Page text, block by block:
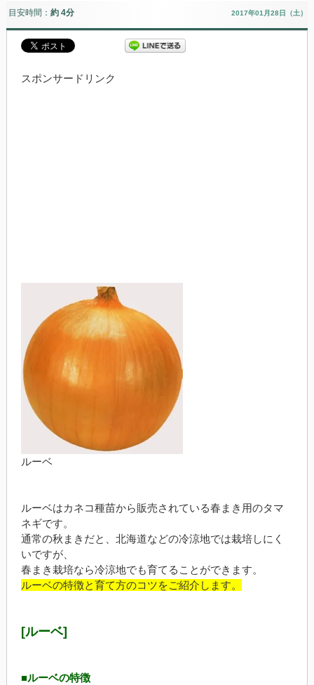
目安時間： 約 4分 2017年01月28日（土）
スポンサードリンク
ルーベ
ルーベはカネコ種苗から販売されている春まき用のタマ
ネギです。
通常の秋まきだと、北海道などの冷涼地では栽培しにく
いですが、
春まき栽培なら冷涼地でも育てることができます。
ルーベの特徴と育て方のコツをご紹介します。
[ルーベ]
■ルーベの特徴